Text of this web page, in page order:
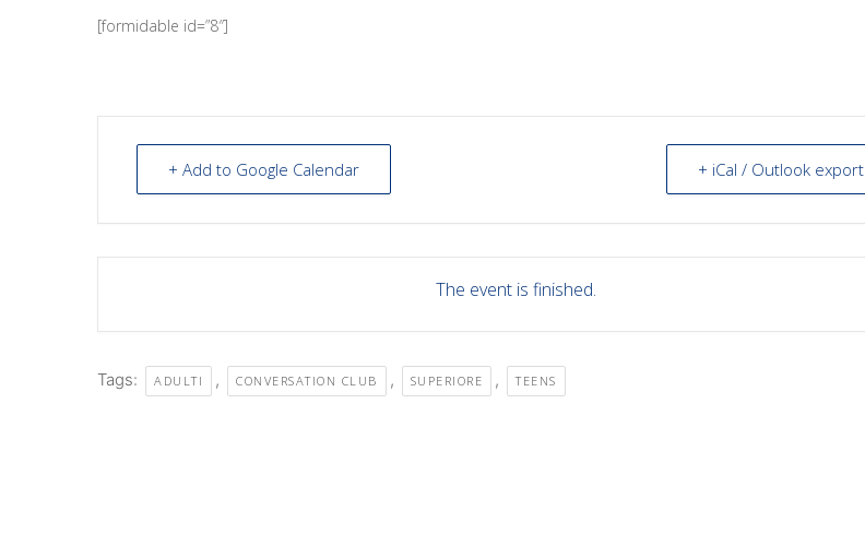
[formidable id=”8″]
+ Add to Google Calendar + iCal / Outlook export
The event is finished.
Tags: ADULTI , CONVERSATION CLUB , SUPERIORE , TEENS